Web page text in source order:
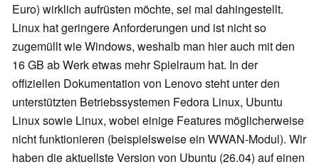
Euro) wirklich aufrüsten möchte, sei mal dahingestellt.
Linux hat geringere Anforderungen und ist nicht so
zugemüllt wie Windows, weshalb man hier auch mit den
16 GB ab Werk etwas mehr Spielraum hat. In der
offiziellen Dokumentation von Lenovo steht unter den
unterstützten Betriebssystemen Fedora Linux, Ubuntu
Linux sowie Linux, wobei einige Features möglicherweise
nicht funktionieren (beispielsweise ein WWAN-Modul). Wir
haben die aktuellste Version von Ubuntu (26.04) auf einen